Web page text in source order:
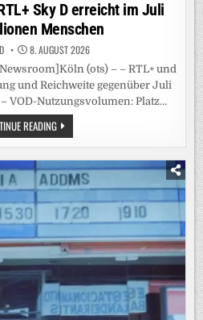
Sky D erreicht im Juli
Menschen
8. AUGUST 2026
(ots) – – RTL+ und
und Reichweite gegenüber Juli
VOD-Nutzungsvolumen: Platz…
READINGGEMEINSAM
STARK:
RTL+
D
ERREICHT
IM
JULI
11,41
MILLIONEN
MENSCHEN